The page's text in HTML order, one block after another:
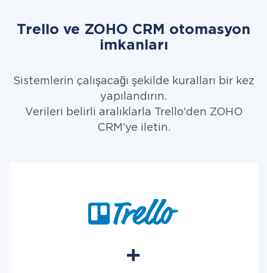
Trello ve ZOHO CRM otomasyon
imkanları
Sistemlerin çalışacağı şekilde kuralları bir kez
yapılandırın.
Verileri belirli aralıklarla Trello'den ZOHO
CRM'ye iletin.